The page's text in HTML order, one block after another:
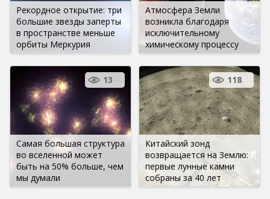
Рекордное открытие: три
большие звезды заперты
в пространстве меньше
орбиты Меркурия
Атмосфера Земли
возникла благодаря
исключительному
химическому процессу
Самая большая структура
во вселенной может
быть на 50% больше, чем
мы думали
13
Китайский зонд
возвращается на Землю:
первые лунные камни
собраны за 40 лет
118